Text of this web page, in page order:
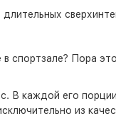
спортзале? Пора
В каждой его
из